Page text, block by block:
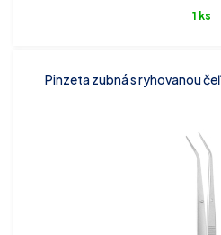
1 ks
Pinzeta zubná s ryhovanou